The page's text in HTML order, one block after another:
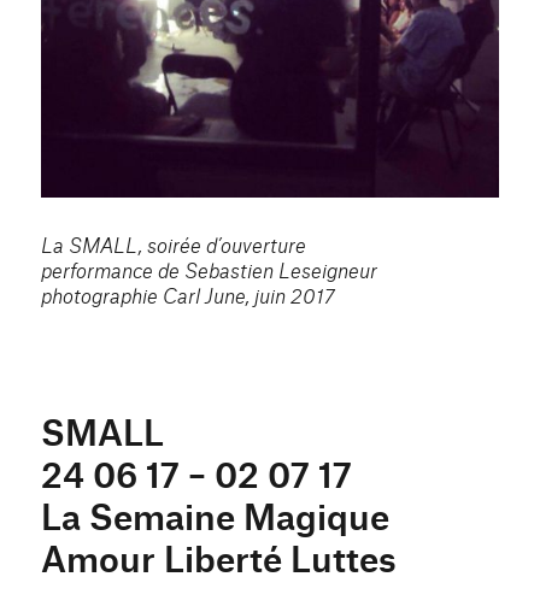
La SMALL, soirée d’ouverture
performance de Sebastien Leseigneur
photographie Carl June, juin 2017
SMALL
24 06 17 – 02 07 17
La Semaine Magique
Amour Liberté Luttes